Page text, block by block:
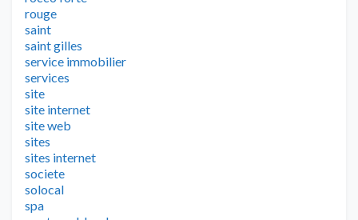
rouge
saint
saint gilles
service immobilier
services
site
site internet
site web
sites
sites internet
societe
solocal
spa